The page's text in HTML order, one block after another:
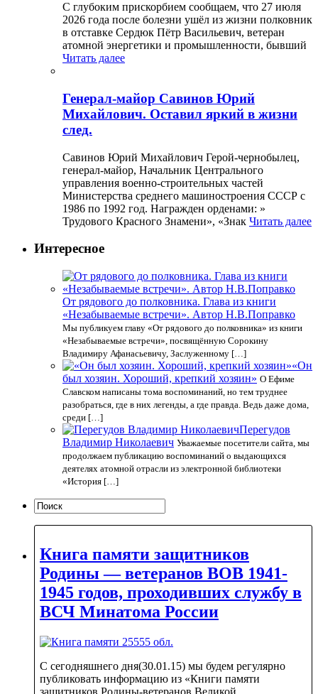
С глубоким прискорбием сообщаем, что 27 июля
2026 года после болезни ушёл из жизни полковник
в отставке Сердюк Пётр Васильевич, ветеран
атомной энергетики и промышленности, бывший
Читать далее
Генерал-майор Савинов Юрий
Михайлович. Оставил яркий в жизни
след.
Савинов Юрий Михайлович Герой-чернобылец,
генерал-майор, Начальник Центрального
управления военно-строительных частей
Министерства среднего машиностроения СССР с
1986 по 1992 год. Награжден орденами: »
Трудового Красного Знамени», «Знак Читать далее
Интересное
От рядового до полковника. Глава из книги
«Незабываемые встречи». Автор Н.В.Поправко
Мы публикуем главу «От рядового до полковника» из книги
«Незабываемые встречи», посвящённую Сорокину
Владимиру Афанасьевичу, Заслуженному […]
«Он
был хозяин. Хороший, крепкий хозяин» О Ефиме
Славском написаны тома воспоминаний, но тем труднее
разобраться, где в них легенды, а где правда. Ведь даже дома,
среди […]
Перегудов
Владимир Николаевич Уважаемые посетители сайта, мы
продолжаем публикацию воспоминаний о выдающихся
деятелях атомной отрасли из электронной библиотеки
«История […]
Книга памяти защитников
Родины — ветеранов ВОВ 1941-
1945 годов, проходивших службу в
ВСЧ Минатома России
С сегодняшнего дня(30.01.15) мы будем регулярно
публиковать информацию из «Книги памяти
защитников Родины-ветеранов Великой